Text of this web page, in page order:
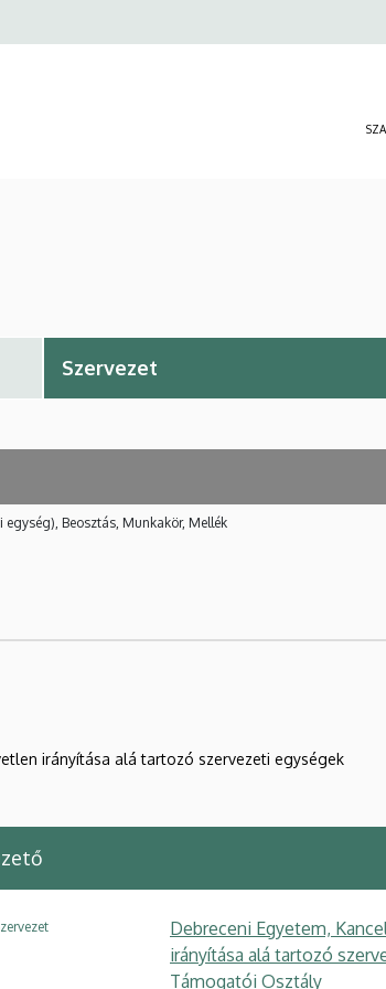
egység), Beosztás, Munkakör, Mellék
irányítása alá tartozó szervezeti egységek
Debreceni Egyetem,
irányítása alá tartozó
Támogatói Osztály